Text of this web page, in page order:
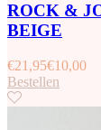
ROCK &
BEIGE
€21,95€10,00
Bestellen